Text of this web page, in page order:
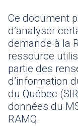
Ce document
d’analyser
demande à la
ressource
partie des
d’information
du Québec
données du
RAMQ.